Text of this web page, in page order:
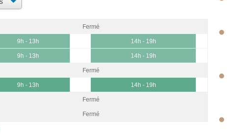
Fermé
9h - 13h 14h - 19h
9h - 13h 14h - 19h
Fermé
9h - 13h 14h - 19h
Fermé
Fermé